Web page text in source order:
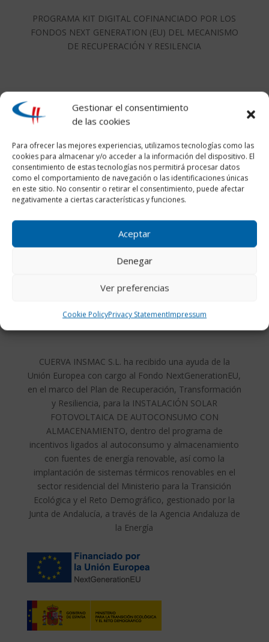
Gestionar el consentimiento
de las cookies
Para ofrecer las mejores experiencias, utilizamos tecnologías como las
cookies para almacenar y/o acceder a la información del dispositivo. El
consentimiento de estas tecnologías nos permitirá procesar datos
como el comportamiento de navegación o las identificaciones únicas
en este sitio. No consentir o retirar el consentimiento, puede afectar
negativamente a ciertas características y funciones.
Aceptar
Denegar
Ver preferencias
Cookie PolicyPrivacy StatementImpressum
PROGRAMA KIT DIGITAL COFINANCIADO POR LOS
FONDOS NEXT GENERATION (EU) DEL MECANISMO
DE RECUPERACIÓN Y RESILENCIA
CUERVA INSMAC S.L. ha recibido una ayuda de la
Unión Europea con cargo al Fondo NextGenerationEU,
en el marco del Plan de Recuperación, Transformación
y Resiliencia, para la INSTALACIÓN SOLAR
FOTOVOLTAICA DE AUTOCONSUMO CON
ALMACENAMIENTO, dentro del programa de
incentivos ligados al autoconsumo y almacenamiento
con fuentes de energía renovable, así como la
implantación de sistemas térmicos renovables en el
sector residencial del Ministerio para la Transición
Ecológica y el Reto Demográfico, gestionado por la
Junta de Andalucía, a través de la Agencia Andaluza de
la Energía